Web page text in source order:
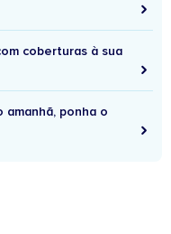
coberturas à sua
amanhã, ponha o